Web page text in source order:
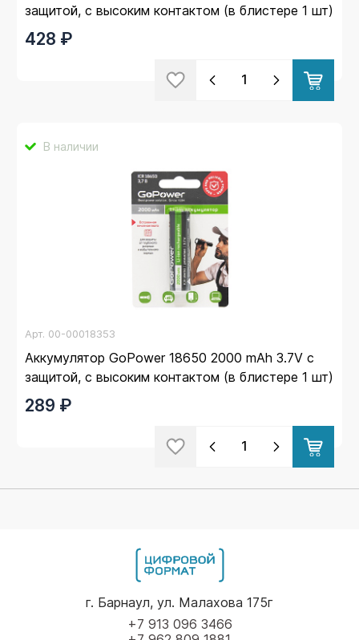
защитой, с высоким контактом (в блистере 1 шт)
428 ₽
В наличии
Арт. 00-00018353
Аккумулятор GoPower 18650 2000 mAh 3.7V c
защитой, с высоким контактом (в блистере 1 шт)
289 ₽
+7 913 096 3466
г. Барнаул, ул. Малахова 175г